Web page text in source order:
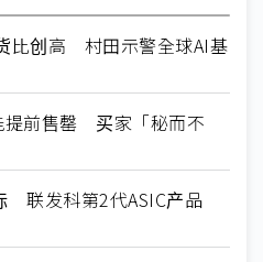
比创高 村田示警全球AI基
提前售罄 买家「秘而不
联发科第2代ASIC产品